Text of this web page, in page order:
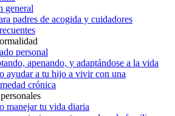
general
padres de acogida y cuidadores
personal
apenando, y adaptándose a la vida
ayudar a tu hijo a vivir con una
crónica
manejar tu vida diaria